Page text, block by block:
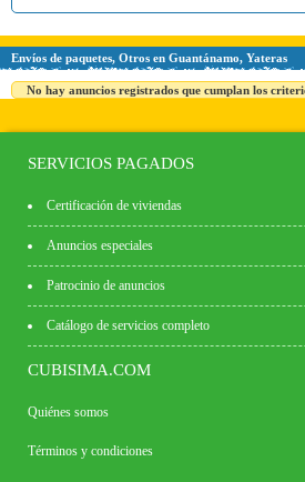
Envíos de paquetes, Otros en Guantánamo, Yateras
No hay anuncios registrados que cumplan los
SERVICIOS PAGADOS
Certificación de viviendas
Anuncios especiales
Patrocinio de anuncios
Catálogo de servicios completo
CUBISIMA.COM
Quiénes somos
Términos y condiciones